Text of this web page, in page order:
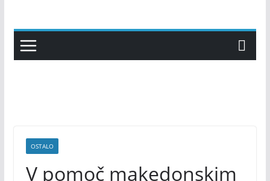
content
OSTALO
V pomoč makedonskim